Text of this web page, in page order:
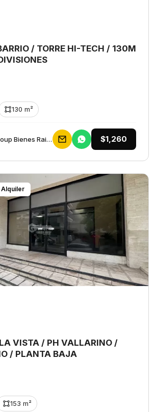
/ TORRE HI-TECH / 130M
130 m²
Galceb Group Bienes Raices $1,260
Alquiler
VISTA / PH VALLARINO /
/ PLANTA BAJA
153 m²